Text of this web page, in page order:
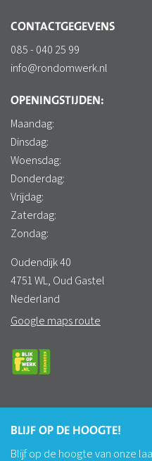
CONTACTGEGEVENS
085 - 040 25 99
info@rondomwerk.nl
OPENINGSTIJDEN:
Maandag:
Dinsdag:
Woensdag:
Donderdag:
Vrijdag:
Zaterdag:
Zondag:
Oudendijk 40
4751 WL, Oud Gastel
Nederland
Google maps route
BLIJF OP DE HOOGTE!
Blijf op de hoogte van onze